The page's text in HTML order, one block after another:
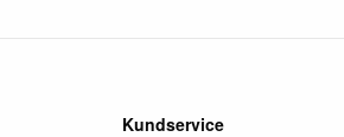
Kundservice